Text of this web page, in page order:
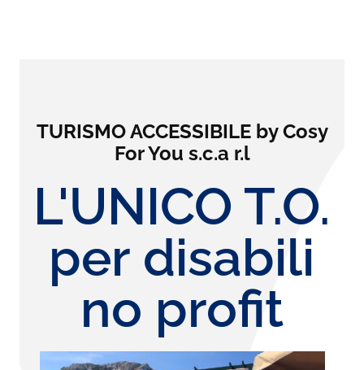
TURISMO ACCESSIBILE by Cosy
For You s.c.a r.l
L'UNICO T.O.
per disabili
no profit